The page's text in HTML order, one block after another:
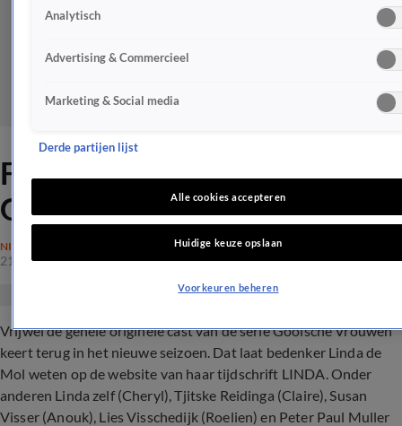
Fantastisch nieuws voor fans
Gooische Vrouwen
NIEUWS
21 nov 2023, 07:44
Vrijwel de gehele originele cast van de serie Gooische Vrouwen
keert terug in het nieuwe seizoen. Dat laat bedenker Linda de
Mol weten op de website van haar tijdschrift LINDA. Onder
anderen Linda zelf (Cheryl), Tjitske Reidinga (Claire), Susan
Visser (Anouk), Lies Visschedijk (Roelien) en Peter Paul Muller
Analytisch
Advertising & Commercieel
Marketing & Social media
Derde partijen lijst
Alle cookies accepteren
Huidige keuze opslaan
Voorkeuren beheren